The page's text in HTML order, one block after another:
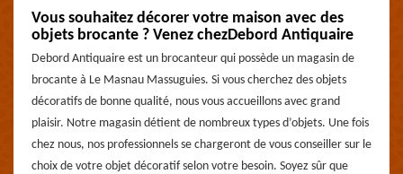
Vous souhaitez décorer votre maison avec des
objets brocante ? Venez chezDebord Antiquaire
Debord Antiquaire est un brocanteur qui possède un magasin de
brocante à Le Masnau Massuguies. Si vous cherchez des objets
décoratifs de bonne qualité, nous vous accueillons avec grand
plaisir. Notre magasin détient de nombreux types d’objets. Une fois
chez nous, nos professionnels se chargeront de vous conseiller sur le
choix de votre objet décoratif selon votre besoin. Soyez sûr que